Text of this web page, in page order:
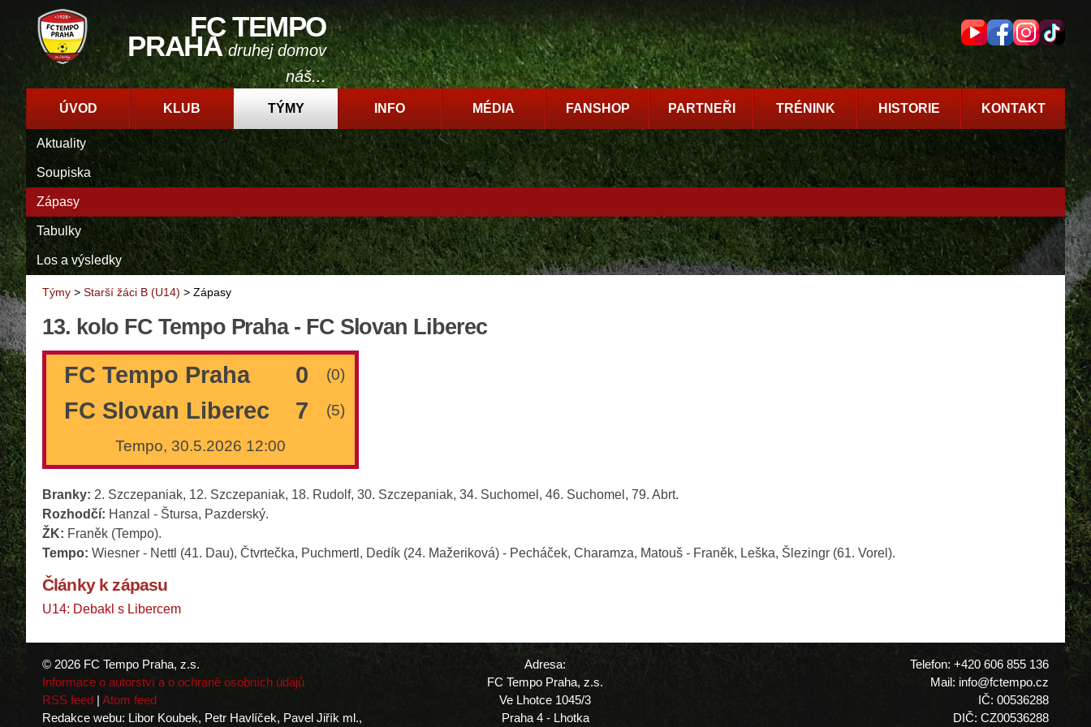
FC TEMPO
PRAHAdruhej domov
náš...
ÚVOD KLUB TÝMY INFO MÉDIA FANSHOP PARTNEŘI TRÉNINK HISTORIE KONTAKT
Aktuality
Soupiska
Zápasy
Tabulky
Los a výsledky
Týmy > Starší žáci B (U14) > Zápasy
13. kolo FC Tempo Praha - FC Slovan Liberec
FC Tempo Praha 0 (0)
FC Slovan Liberec 7 (5)
Tempo, 30.5.2026 12:00
Branky: 2. Szczepaniak, 12. Szczepaniak, 18. Rudolf, 30. Szczepaniak, 34. Suchomel, 46. Suchomel, 79. Abrt.
Rozhodčí: Hanzal - Štursa, Pazderský.
ŽK: Franěk (Tempo).
Tempo: Wiesner - Nettl (41. Dau), Čtvrtečka, Puchmertl, Dedík (24. Mažeriková) - Pecháček, Charamza, Matouš - Franěk, Leška, Šlezingr (61. Vorel).
Články k zápasu
U14: Debakl s Libercem
© 2026 FC Tempo Praha, z.s.
Informace o autorství a o ochraně osobních údajů
RSS feed | Atom feed
Redakce webu: Libor Koubek, Petr Havlíček, Pavel Jiřík ml.,
Adresa:
FC Tempo Praha, z.s.
Ve Lhotce 1045/3
Praha 4 - Lhotka
Telefon: +420 606 855 136
Mail: info@fctempo.cz
IČ: 00536288
DIČ: CZ00536288